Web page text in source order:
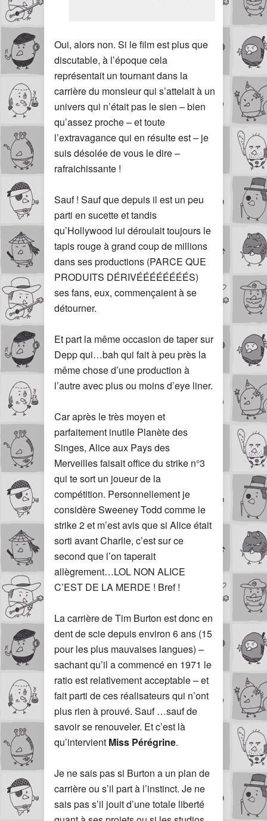
Oui, alors non. Si le film est plus que
discutable, à l’époque cela
représentait un tournant dans la
carrière du monsieur qui s’attelait à un
univers qui n’était pas le sien – bien
qu’assez proche – et toute
l’extravagance qui en résulte est – je
suis désolée de vous le dire –
rafraichissante !
Sauf ! Sauf que depuis il est un peu
parti en sucette et tandis
qu’Hollywood lui déroulait toujours le
tapis rouge à grand coup de millions
dans ses productions (PARCE QUE
PRODUITS DÉRIVÉÉÉÉÉÉÉÉS)
ses fans, eux, commençaient à se
détourner.
Et part la même occasion de taper sur
Depp qui…bah qui fait à peu près la
même chose d’une production à
l’autre avec plus ou moins d’eye liner.
Car après le très moyen et
parfaitement inutile Planète des
Singes, Alice aux Pays des
Merveilles faisait office du strike n°3
qui te sort un joueur de la
compétition. Personnellement je
considère Sweeney Todd comme le
strike 2 et m’est avis que si Alice était
sorti avant Charlie, c’est sur ce
second que l’on taperait
allègrement…LOL NON ALICE
C’EST DE LA MERDE ! Bref !
La carrière de Tim Burton est donc en
dent de scie depuis environ 6 ans (15
pour les plus mauvaises langues) –
sachant qu’il a commencé en 1971 le
ratio est relativement acceptable – et
fait parti de ces réalisateurs qui n’ont
plus rien à prouvé. Sauf …sauf de
savoir se renouveler. Et c’est là
qu’intervient Miss Pérégrine.
Je ne sais pas si Burton a un plan de
carrière ou s’il part à l’instinct. Je ne
sais pas s’il jouit d’une totale liberté